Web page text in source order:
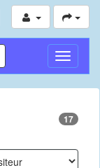
Toggle
17